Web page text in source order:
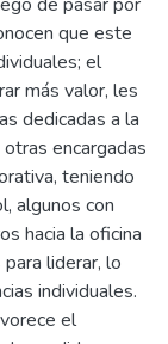
que este
el
más valor, les
dedicadas a la
encargadas
teniendo
algunos con
hacia la oficina
liderar, lo
individuales.
el